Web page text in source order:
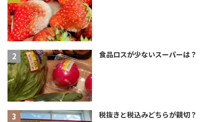
食品ロスが少ないスーパーは？
税抜きと税込みどちらが親切？